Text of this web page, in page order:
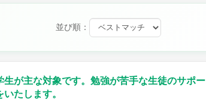
並び順：
生が主な対象です。勉強が苦手な生徒のサポー
いたします。